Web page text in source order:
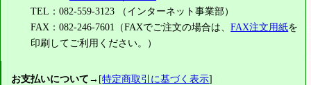
TEL：082-559-3123 （インターネット事業部）
FAX：082-246-7601（FAXでご注文の場合は、FAX注文用紙を
印刷してご利用ください。）
お支払いについて→[特定商取引に基づく表示]